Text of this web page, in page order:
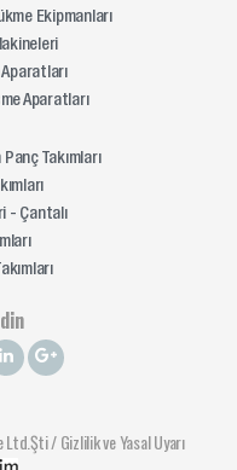
Ekipmanları
Aparatları
Aparatları
Takımları
- Çantalı
Ltd.Şti /Gizlilik ve Yasal Uyarı